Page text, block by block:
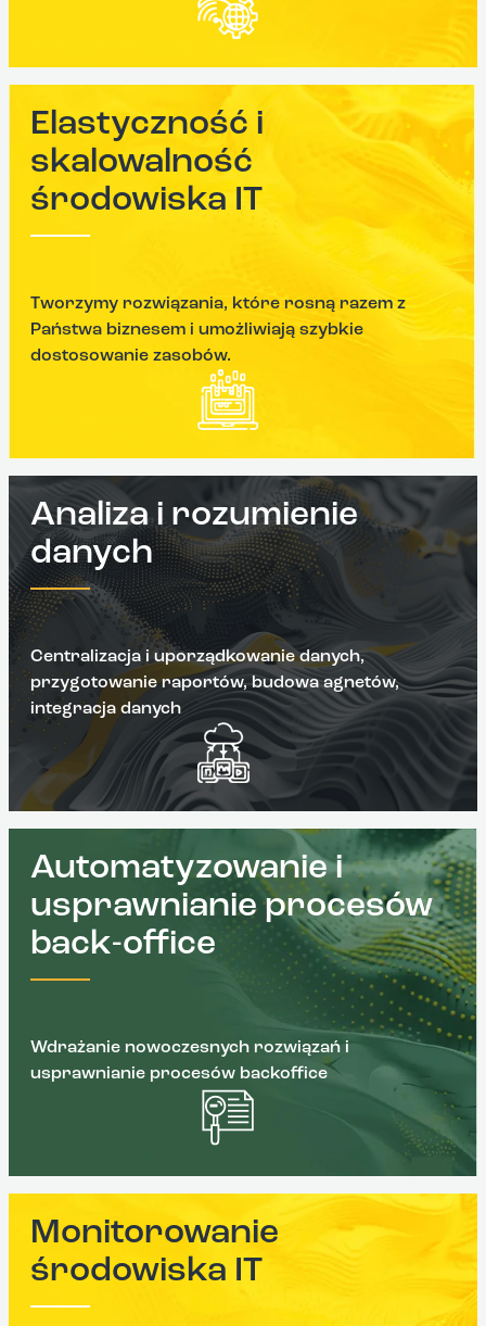
Elastyczność i
skalowalność
środowiska IT
Tworzymy rozwiązania, które rosną razem z
Państwa biznesem i umożliwiają szybkie
dostosowanie zasobów.
Analiza i rozumienie
danych
Centralizacja i uporządkowanie danych,
przygotowanie raportów, budowa agnetów,
integracja danych
Automatyzowanie i
usprawnianie procesów
back-office
Wdrażanie nowoczesnych rozwiązań i
usprawnianie procesów backoffice
Monitorowanie
środowiska IT